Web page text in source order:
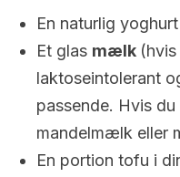
En naturlig
Et glas mælk
laktoseintolerant
passende. Hvis
mandelmælk eller
En portion tofu i